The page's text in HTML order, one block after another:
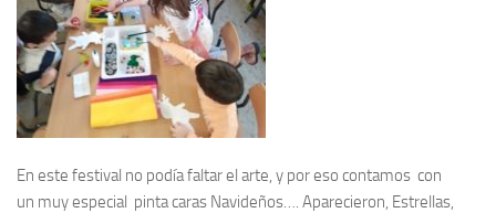
En este festival no podía faltar el arte, y por eso contamos con
un muy especial pinta caras Navideños…. Aparecieron, Estrellas,